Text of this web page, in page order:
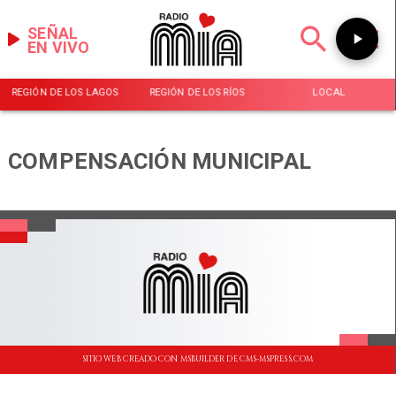
EN VIVO
SEÑAL
REGIÓN DE LOS LAGOS REGIÓN DE LOS RÍOS LOCAL
COMPENSACIÓN MUNICIPAL
SITIO WEB CREADO CON MSBUILDER DE CMS-MSPRESS.COM